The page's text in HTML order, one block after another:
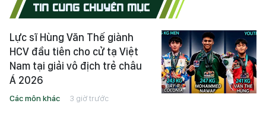
TIN CÙNG CHUYÊN MỤC
Lực sĩ Hùng Văn Thế giành
HCV đầu tiên cho cử tạ Việt
Nam tại giải vô địch trẻ châu
Á 2026
Các môn khác 3 giờ trước